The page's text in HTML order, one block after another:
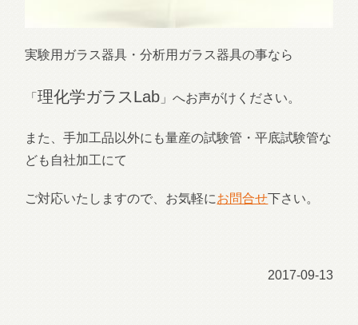
実験用ガラス器具・分析用ガラス器具の事なら
「理化学ガラスLab 」へお声がけください。
また、手加工品以外にも量産の試験管・平底試験管な
ども自社加工にて
ご対応いたしますので、お気軽にお問合せ 下さい。
2017-09-13